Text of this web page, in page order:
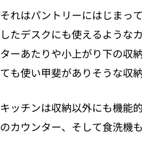
それはパントリーにはじまっ
したデスクにも使えるような
ターあたりや小上がり下の収
ても使い甲斐がありそうな収納
キッチンは収納以外にも機能
のカウンター、そして食洗機